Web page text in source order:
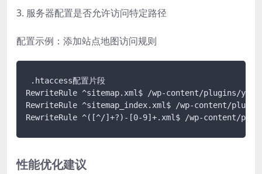
3. 服务器配置是否允许访问特定路径
配置示例：添加站点地图访问规则
.htaccess配置片段
RewriteRule ^sitemap.xml$ /wp-content/plugins/
RewriteRule ^sitemap_index.xml$ /wp-content/
RewriteRule ^([^/]+?)-[0-9]+.xml$ /wp-content/
性能优化建议